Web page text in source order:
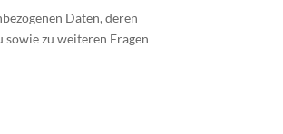
Daten, deren
zu weiteren Fragen